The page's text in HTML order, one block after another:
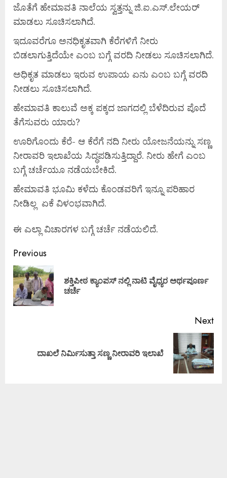
ಜೊತೆಗೆ ಹೇಮಾವತಿ ನಾಲೆಯ ಸ್ವತ್ತನ್ನು ಜಿ.ಐ.ಎಸ್.ಲೇಯರ್
ಮಾಡಲು ಸೂಚಿಸಲಾಗಿದೆ.
ಇದೂವರೆಗೂ ಅನಧಿಕೃತವಾಗಿ ಕೆರೆಗಳಿಗೆ ನೀರು
ಬಿಡಲಾಗುತ್ತಿದೆಯೇ ಎಂಬ ಬಗ್ಗೆ ವರದಿ ನೀಡಲು ಸೂಚಿಸಲಾಗಿದೆ.
ಅಧಿಕೃತ ಮಾಡಲು ಇರುವ ಉಪಾಯ ಏನು ಎಂಬ ಬಗ್ಗೆ ವರದಿ
ನೀಡಲು ಸೂಚಿಸಲಾಗಿದೆ.
ಹೇಮಾವತಿ ಕಾಲುವೆ ಅಕ್ಕ ಪಕ್ಕದ ಜಾಗದಲ್ಲಿ ಬೆಳೆದಿರುವ ಪೊದೆ
ತೆಗೆಸುವರು ಯಾರು?
ಊರಿಗೊಂದು ಕೆರೆ- ಆ ಕೆರೆಗೆ ನದಿ ನೀರು ಯೋಜನೆಯನ್ನು ಸಣ್ಣ
ನೀರಾವರಿ ಇಲಾಖೆಯ ಸಿದ್ಧಪಡಿಸುತ್ತಿದ್ದಾರೆ. ನೀರು ಹೇಗೆ ಎಂಬ
ಬಗ್ಗೆ ಚರ್ಚೆಯೂ ನಡೆಯಬೇಕಿದೆ.
ಹೇಮಾವತಿ ಭೂಮಿ ಕಳೆದು ಕೊಂಡವರಿಗೆ ಇನ್ನೂ ಪರಿಹಾರ
ನೀಡಿಲ್ಲ ಏಕೆ ವಿಳಂಭವಾಗಿದೆ.
ಈ ಎಲ್ಲಾ ವಿಚಾರಗಳ ಬಗ್ಗೆ ಚರ್ಚೆ ನಡೆಯಲಿದೆ.
Previous
ಶಕ್ತಿಪೀಠ ಕ್ಯಾಂಪಸ್ ನಲ್ಲಿ ನಾಟಿ ವೈಧ್ಯರ ಅರ್ಥಪೂರ್ಣ
ಚರ್ಚೆ
Next
ದಾಖಲೆ ನಿರ್ಮಿಸುತ್ತಾ ಸಣ್ಣ ನೀರಾವರಿ ಇಲಾಖೆ